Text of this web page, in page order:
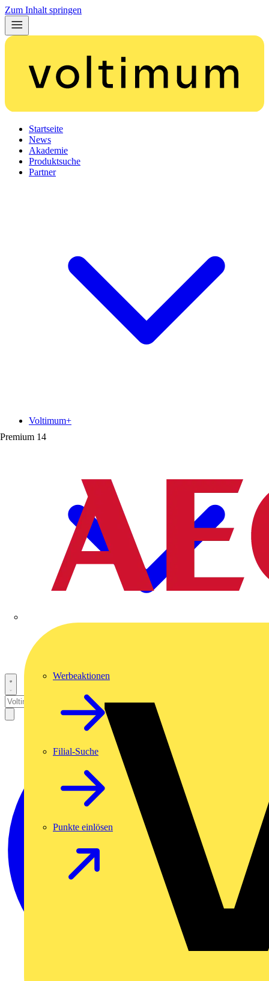
Zum Inhalt springen
Startseite
News
Akademie
Produktsuche
Partner
Premium 14
Voltimum+
Werbeaktionen
Filial-Suche
Punkte einlösen